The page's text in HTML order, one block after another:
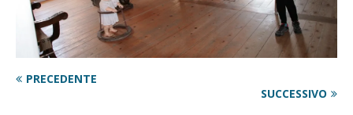
PRECEDENTE
SUCCESSIVO